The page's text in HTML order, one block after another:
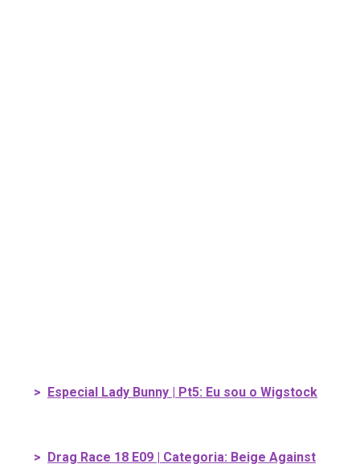
> Especial Lady Bunny | Pt5: Eu sou o Wigstock
> Drag Race 18 E09 | Categoria: Beige Against